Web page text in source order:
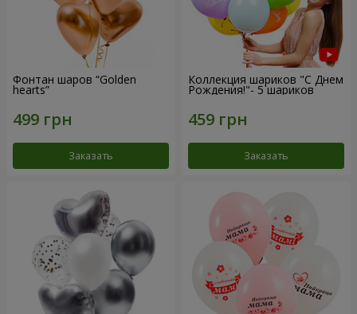
Фонтан шаров “Golden
hearts”
Заказать
Коллекция шариков "С Днем
Рождения!"- 5 шариков
Заказать